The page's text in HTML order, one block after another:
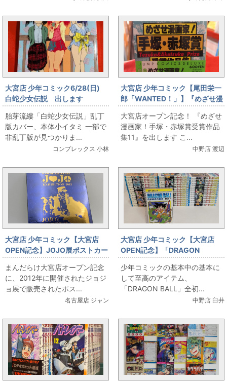
大宮店 少年コミック6/28(日)
白蛇少女伝説 出します
胎芽流縷「白蛇少女伝説」乱丁
版カバー、本体小イタミ 一部で
非乱丁版が見つかりま...
コンプレックス 小林
大宮店 少年コミック【尾田栄一
郎「WANTED！」】『めざせ漫
画家！手塚・赤塚賞受賞作品集
11』出します！
大宮店オープン記念！ 『めざせ
漫画家！手塚・赤塚賞受賞作品
集11』を出します こ...
中野店 渡辺
大宮店 少年コミック【大宮店
OPEN記念】JOJO展ポストカー
ドセット出します
まんだらけ大宮店オープン記念
に、2012年に開催されたジョジ
ョ展で販売されたポス...
名古屋店 ジャン
大宮店 少年コミック【大宮店
OPEN記念】「DRAGON
BALL」全初版セット出します
少年コミックの基本中の基本に
して至高のアイテム、
「DRAGON BALL」全初...
中野店 臼井